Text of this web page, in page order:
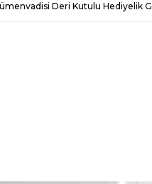
Deri Kutulu Hediyelik